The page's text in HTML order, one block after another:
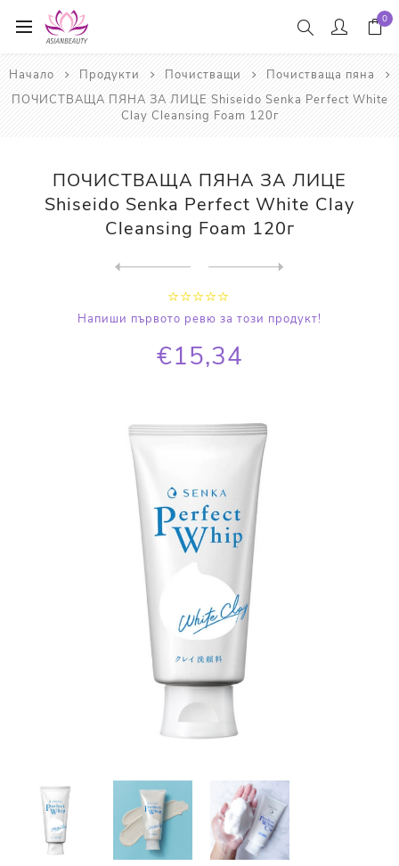
0
Начало Продукти Почистващи
Почистваща пяна
ПОЧИСТВАЩА ПЯНА ЗА ЛИЦЕ Shiseido Senka Perfect White
Clay Cleansing Foam 120г
ПОЧИСТВАЩА ПЯНА ЗА ЛИЦЕ
Shiseido Senka Perfect White Clay
Cleansing Foam 120г
Напиши първото ревю за този продукт!
€15,34